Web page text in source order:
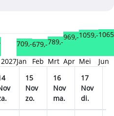
2027
709,-
Jan
679,-
Feb
789,-
Mrt
969,-
Apr
1059,-
Mei Jun
15
Nov
zo.
16
Nov
ma.
17
Nov
di.